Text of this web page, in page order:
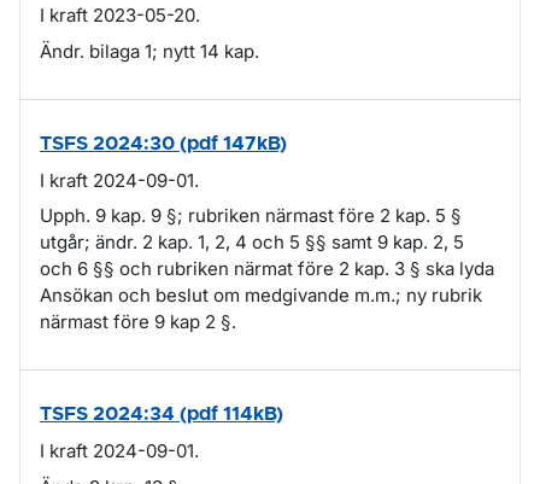
I kraft 2023-05-20.
Ändr. bilaga 1; nytt 14 kap.
TSFS 2024:30 (pdf 147kB)
I kraft 2024-09-01.
Upph. 9 kap. 9 §; rubriken närmast före 2 kap. 5 §
utgår; ändr. 2 kap. 1, 2, 4 och 5 §§ samt 9 kap. 2, 5
och 6 §§ och rubriken närmat före 2 kap. 3 § ska lyda
Ansökan och beslut om medgivande m.m.; ny rubrik
närmast före 9 kap 2 §.
TSFS 2024:34 (pdf 114kB)
I kraft 2024-09-01.